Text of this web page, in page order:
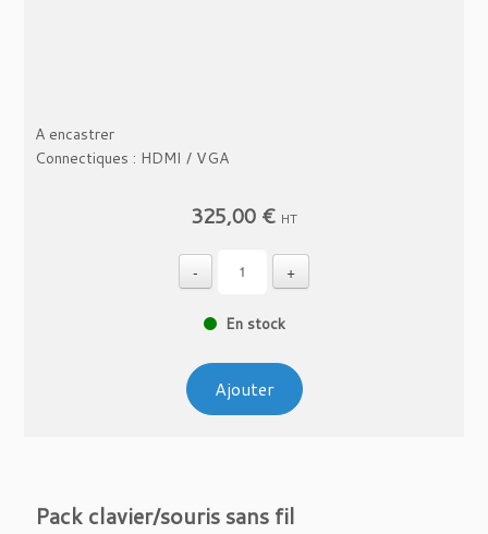
A encastrer
Connectiques : HDMI / VGA
325,00 € HT
- +
En stock
Ajouter
Pack clavier/souris sans fil